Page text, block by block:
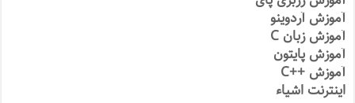
آموزش آردوینو
آموزش زبان C
آموزش پایتون
آموزش ++C
اینترنت اشیاء